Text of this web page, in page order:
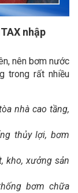
nhập
nên bơm nước
trong rất nhiều
nhà cao tầng,
thủy lợi, bơm
kho, xưởng sản
bơm chữa